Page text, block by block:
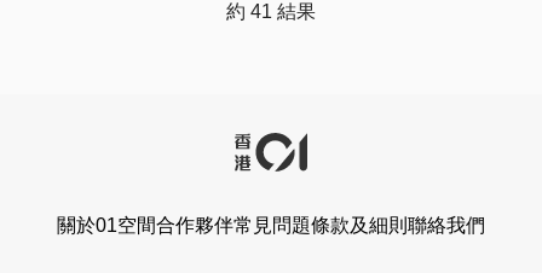
約 41 結果
關於01空間合作夥伴常見問題條款及細則 聯絡我們